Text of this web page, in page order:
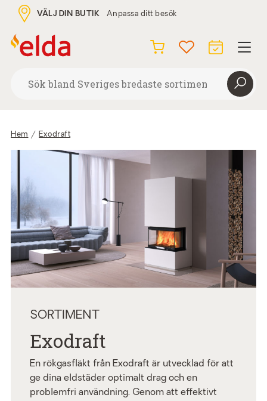
VÄLJ DIN BUTIK Anpassa ditt besök
Hem Exodraft
SORTIMENT
Exodraft
En rökgasfläkt från Exodraft är utvecklad för att
ge dina eldstäder optimalt drag och en
problemfri användning. Genom att effektivt